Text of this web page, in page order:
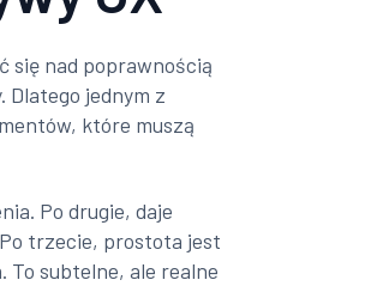
się nad poprawnością
Dlatego jednym z
które muszą
Po drugie, daje
trzecie, prostota jest
To subtelne, ale realne